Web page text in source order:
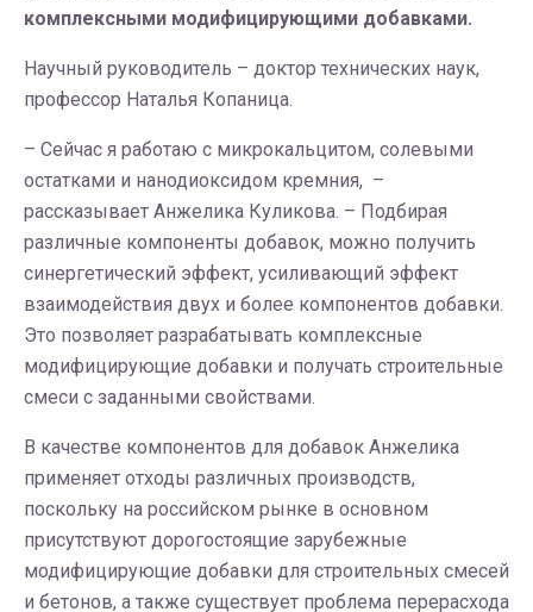
комплексными модифицирующими добавками.
Научный руководитель – доктор технических наук,
профессор Наталья Копаница.
– Сейчас я работаю с микрокальцитом, солевыми
остатками и нанодиоксидом кремния, –
рассказывает Анжелика Куликова. – Подбирая
различные компоненты добавок, можно получить
синергетический эффект, усиливающий эффект
взаимодействия двух и более компонентов добавки.
Это позволяет разрабатывать комплексные
модифицирующие добавки и получать строительные
смеси с заданными свойствами.
В качестве компонентов для добавок Анжелика
применяет отходы различных производств,
поскольку на российском рынке в основном
присутствуют дорогостоящие зарубежные
модифицирующие добавки для строительных смесей
и бетонов, а также существует проблема перерасхода